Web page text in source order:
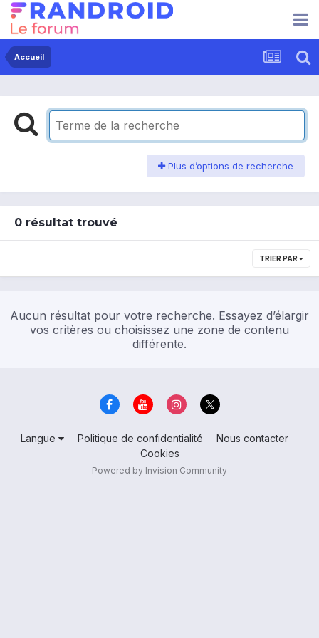
Accueil
Plus d’options de recherche
0 résultat trouvé
TRIER PAR
Aucun résultat pour votre recherche. Essayez d’élargir
vos critères ou choisissez une zone de contenu
différente.
Langue Politique de confidentialité
Nous contacter
Cookies
Powered by Invision Community